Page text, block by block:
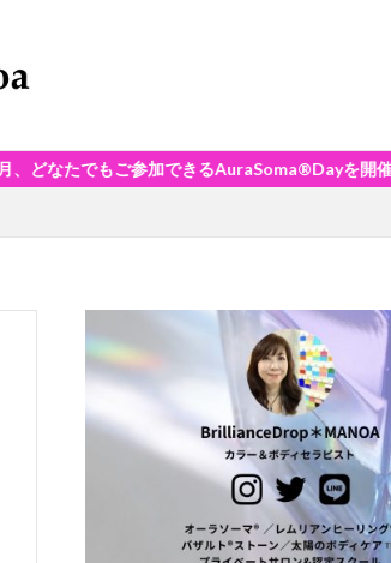
ご参加できるAuraSoma®Dayを開催しています！